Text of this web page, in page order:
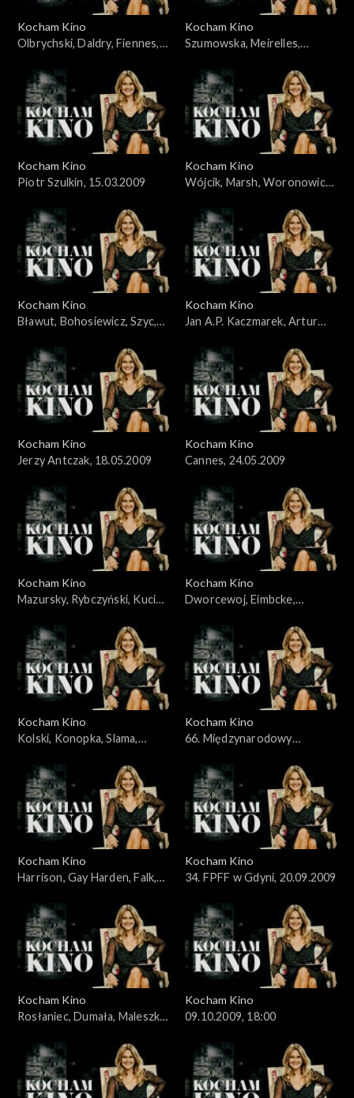
Kocham Kino
Olbrychski, Daldry, Fiennes,
Kocham Kino
Szumowska, Meirelles,
Kocham Kino
Piotr Szulkin, 15.03.2009
Kocham Kino
Wójcik, Marsh, Woronowicz,
Kocham Kino
Bławut, Bohosiewicz, Szyc,
Kocham Kino
Jan A.P. Kaczmarek, Artur
Kocham Kino
Jerzy Antczak, 18.05.2009
Kocham Kino
Cannes, 24.05.2009
Kocham Kino
Mazursky, Rybczyński, Kucia,
Kocham Kino
Dworcewoj, Eimbcke,
Kocham Kino
Kolski, Konopka, Slama,
Kocham Kino
66. Międzynarodowy
13.09.2009
Kocham Kino
Harrison, Gay Harden, Falk,
Kocham Kino
34. FPFF w Gdyni, 20.09.2009
Kocham Kino
Rosłaniec, Dumała, Maleszka,
Kocham Kino
09.10.2009, 18:00